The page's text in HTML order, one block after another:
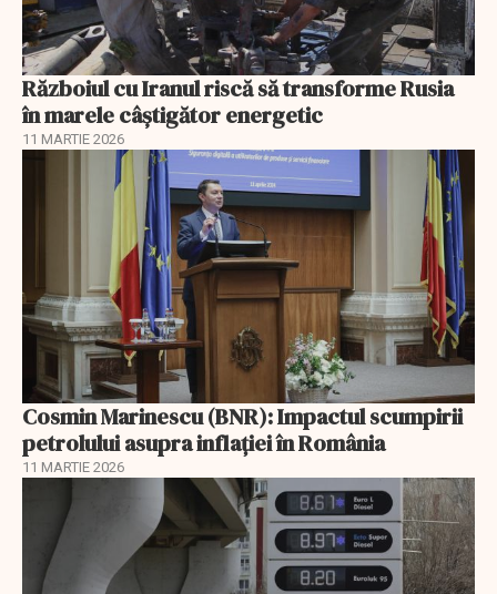
Războiul cu Iranul riscă să transforme Rusia
în marele câștigător energetic
11 MARTIE 2026
Cosmin Marinescu (BNR): Impactul scumpirii
petrolului asupra inflaţiei în România
11 MARTIE 2026